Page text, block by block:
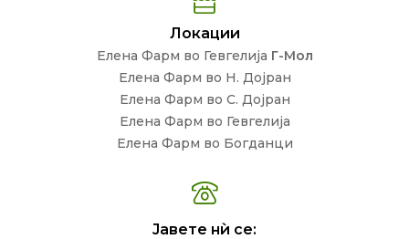
Локации
Елена Фарм во Гевгелија Г-Мол
Елена Фарм во Н. Дојран
Елена Фарм во С. Дојран
Елена Фарм во Гевгелија
Елена Фарм во Богданци
Јавете нѝ се: